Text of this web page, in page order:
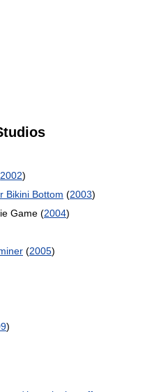
2002)
Bikini Bottom (2003)
Game (2004)
(2005)
)